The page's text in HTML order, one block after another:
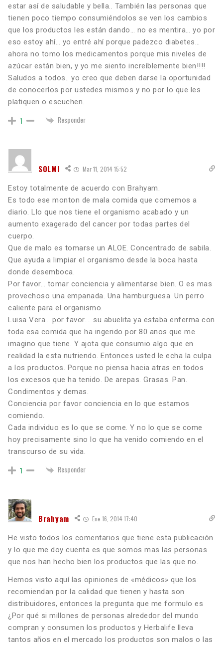
estar así de saludable y bella.. También las personas que
tienen poco tiempo consumiéndolos se ven los cambios
que los productos les están dando… no es mentira… yo por
eso estoy ahí… yo entré ahí porque padezco diabetes…
ahora no tomo los medicamentos porque mis niveles de
azúcar están bien, y yo me siento increíblemente bien!!!!
Saludos a todos.. yo creo que deben darse la oportunidad
de conocerlos por ustedes mismos y no por lo que les
platiquen o escuchen.
1 Responder
SOLMI Mar 11, 2014 15:52
Estoy totalmente de acuerdo con Brahyam.
Es todo ese monton de mala comida que comemos a
diario. Llo que nos tiene el organismo acabado y un
aumento exagerado del cancer por todas partes del
cuerpo.
Que de malo es tomarse un ALOE. Concentrado de sabila.
Que ayuda a limpiar el organismo desde la boca hasta
donde desemboca.
Por favor… tomar conciencia y alimentarse bien. O es mas
provechoso una empanada. Una hamburguesa. Un perro
caliente para el organismo.
Luisa Vera… por favor…. su abuelita ya estaba enferma con
toda esa comida que ha ingerido por 80 anos que me
imagino que tiene. Y ajota que consumio algo que en
realidad la esta nutriendo. Entonces usted le echa la culpa
a los productos. Porque no piensa hacia atras en todos
los excesos que ha tenido. De arepas. Grasas. Pan.
Condimentos y demas.
Conciencia por favor conciencia en lo que estamos
comiendo.
Cada individuo es lo que se come. Y no lo que se come
hoy precisamente sino lo que ha venido comiendo en el
transcurso de su vida.
1 Responder
Brahyam Ene 16, 2014 17:40
He visto todos los comentarios que tiene esta publicación
y lo que me doy cuenta es que somos mas las personas
que nos han hecho bien los productos que las que no.
Hemos visto aquí las opiniones de «médicos» que los
recomiendan por la calidad que tienen y hasta son
distribuidores, entonces la pregunta que me formulo es
¿Por qué si millones de personas alrededor del mundo
compran y consumen los productos y Herbalife lleva
tantos años en el mercado los productos son malos o las